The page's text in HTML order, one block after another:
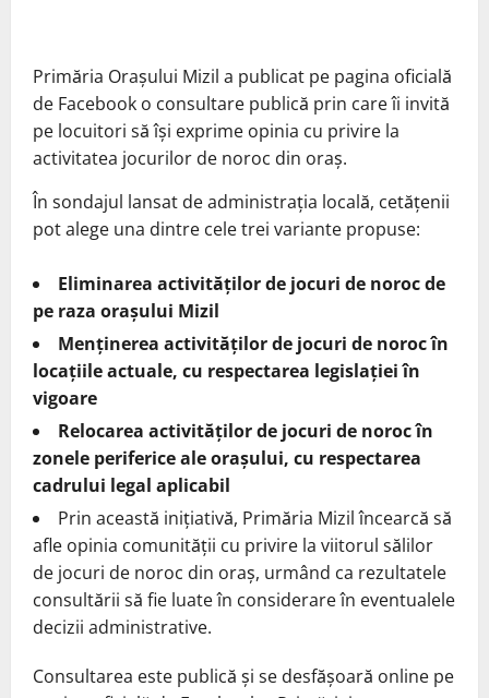
Primăria Orașului Mizil a publicat pe pagina oficială
de Facebook o consultare publică prin care îi invită
pe locuitori să își exprime opinia cu privire la
activitatea jocurilor de noroc din oraș.
În sondajul lansat de administrația locală, cetățenii
pot alege una dintre cele trei variante propuse:
Eliminarea activităților de jocuri de noroc de
pe raza orașului Mizil
Menținerea activităților de jocuri de noroc în
locațiile actuale, cu respectarea legislației în
vigoare
Relocarea activităților de jocuri de noroc în
zonele periferice ale orașului, cu respectarea
cadrului legal aplicabil
Prin această inițiativă, Primăria Mizil încearcă să
afle opinia comunității cu privire la viitorul sălilor
de jocuri de noroc din oraș, urmând ca rezultatele
consultării să fie luate în considerare în eventualele
decizii administrative.
Consultarea este publică și se desfășoară online pe